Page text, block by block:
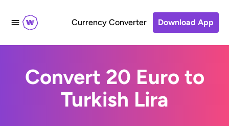
Currency Converter Download App
Convert 20 Euro to
Turkish Lira